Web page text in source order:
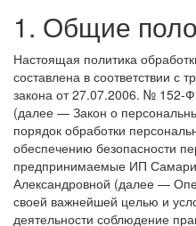
1. Общие
Настоящая политика
составлена в соответствии с
закона от 27.07.2006. № 152-
(далее — Закон о
порядок обработки
обеспечению безопасности
предпринимаемые ИП
Александровной (далее —
своей важнейшей целью и
деятельности соблюдение